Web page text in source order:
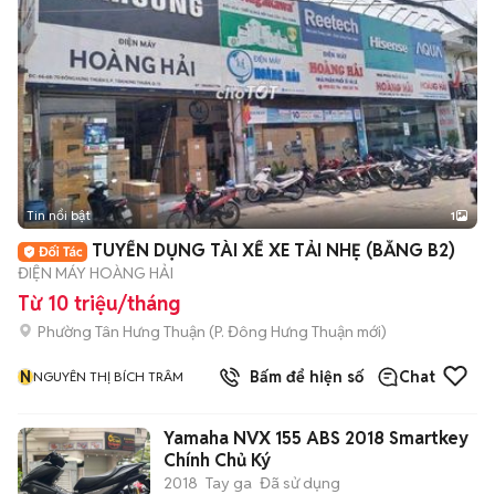
Tin nổi bật 1
TUYỂN DỤNG TÀI XẾ XE TẢI NHẸ (BẰNG B2)
ĐIỆN MÁY HOÀNG HẢI
Từ 10 triệu/tháng
Phường Tân Hưng Thuận (P. Đông Hưng Thuận mới)
NNGUYÊN THỊ BÍCH TRÂM Bấm để hiện số Chat
Yamaha NVX 155 ABS 2018 Smartkey
Chính Chủ Ký
2018 Tay ga Đã sử dụng